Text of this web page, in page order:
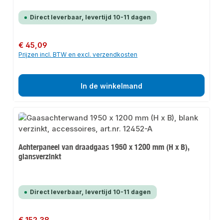
Direct leverbaar, levertijd 10-11 dagen
Normale prijs:
€ 45,09
Prijzen incl. BTW en excl. verzendkosten
In de winkelmand
Achterpaneel van draadgaas 1950 x 1200 mm (H x B),
glansverzinkt
Direct leverbaar, levertijd 10-11 dagen
Normale prijs: